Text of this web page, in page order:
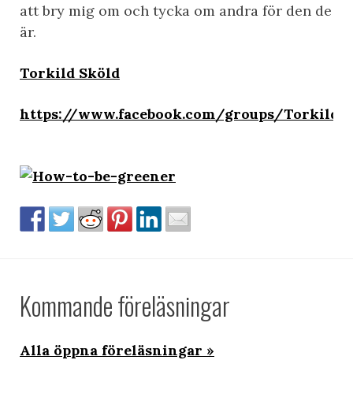
att bry mig om och tycka om andra för den de
är.
Torkild Sköld
https://www.facebook.com/groups/Torkild/
Kommande föreläsningar
Alla öppna föreläsningar